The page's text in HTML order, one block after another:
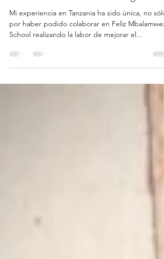
Kutembea Na Tanzania
7 nov 2022
1 min de lectura
Voluntariado Fernando Zuriguel
Mi experiencia en Tanzania ha sido única, no sólo